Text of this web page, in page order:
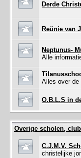
Derde
Reünie van
Neptunus-
Alle
Alles over de
O.B.L.S in
Overige scholen,
C.J.M.V.
christelijke